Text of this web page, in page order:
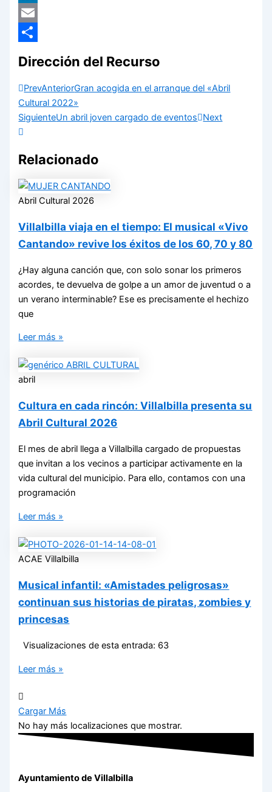
LinkedIn
Email
Dirección del Recurso
PrevAnteriorGran acogida en el arranque del «Abril
Cultural 2022»
SiguienteUn abril joven cargado de eventos Next
Relacionado
Abril Cultural 2026
Villalbilla viaja en el tiempo: El musical «Vivo
Cantando» revive los éxitos de los 60, 70 y 80
¿Hay alguna canción que, con solo sonar los primeros
acordes, te devuelva de golpe a un amor de juventud o a
un verano interminable? Ese es precisamente el hechizo
que
Leer más »
abril
Cultura en cada rincón: Villalbilla presenta su
Abril Cultural 2026
El mes de abril llega a Villalbilla cargado de propuestas
que invitan a los vecinos a participar activamente en la
vida cultural del municipio. Para ello, contamos con una
programación
Leer más »
ACAE Villalbilla
Musical infantil: «Amistades peligrosas»
continuan sus historias de piratas, zombies y
princesas
Visualizaciones de esta entrada: 63
Leer más »
Cargar Más
No hay más localizaciones que mostrar.
Ayuntamiento de Villalbilla